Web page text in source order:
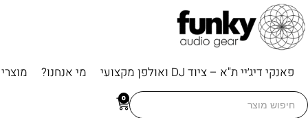
פאנקי דיג׳יי ת"א – ציוד DJ ואולפן מקצועי מי אנחנו?
Search
for:
0